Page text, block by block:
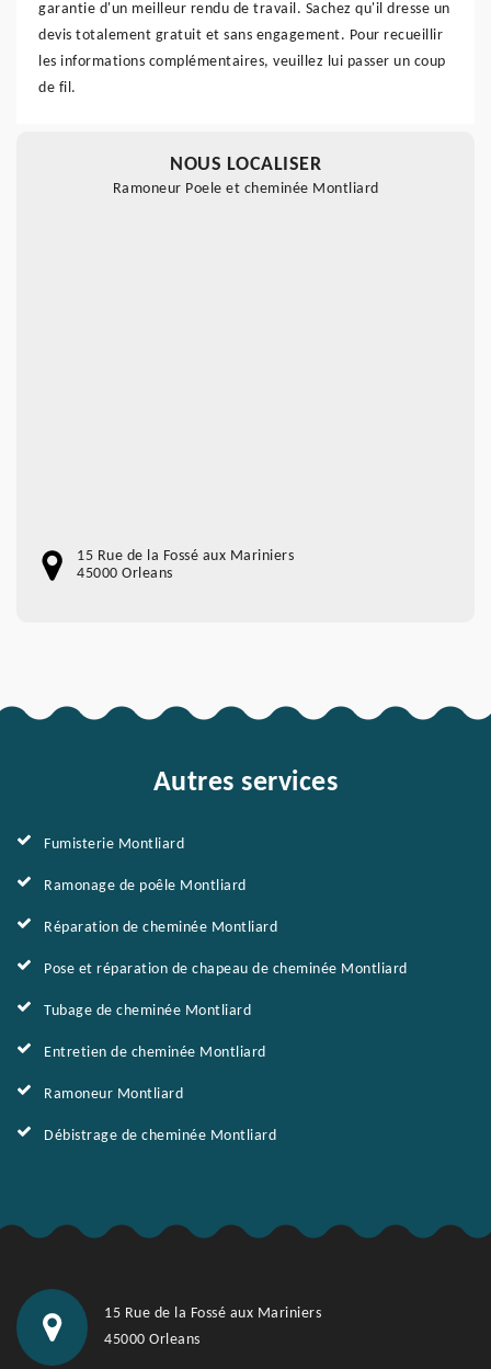
garantie d'un meilleur rendu de travail. Sachez qu'il dresse un
devis totalement gratuit et sans engagement. Pour recueillir
les informations complémentaires, veuillez lui passer un coup
de fil.
NOUS LOCALISER
Ramoneur Poele et cheminée Montliard
15 Rue de la Fossé aux Mariniers
45000 Orleans
Autres services
Fumisterie Montliard
Ramonage de poêle Montliard
Réparation de cheminée Montliard
Pose et réparation de chapeau de cheminée Montliard
Tubage de cheminée Montliard
Entretien de cheminée Montliard
Ramoneur Montliard
Débistrage de cheminée Montliard
15 Rue de la Fossé aux Mariniers
45000 Orleans